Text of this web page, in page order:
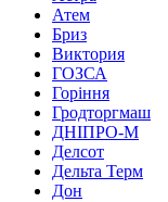
Атем
Бриз
Виктория
ГОЗСА
Горіння
Гродторгмаш
ДНІПРО-М
Делсот
Дельта Терм
Дон